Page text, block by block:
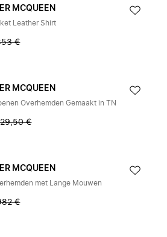
MCQUEEN
Leather Shirt
€
MCQUEEN
Overhemden Gemaakt in TN
€
MCQUEEN
met Lange Mouwen
€